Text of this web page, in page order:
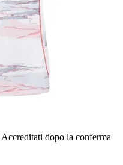
Accreditati dopo la conferma